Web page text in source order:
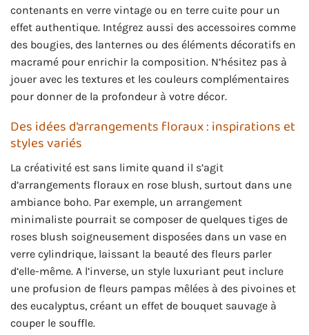
contenants en verre vintage ou en terre cuite pour un
effet authentique. Intégrez aussi des accessoires comme
des bougies, des lanternes ou des éléments décoratifs en
macramé pour enrichir la composition. N’hésitez pas à
jouer avec les textures et les couleurs complémentaires
pour donner de la profondeur à votre décor.
Des idées d’arrangements floraux : inspirations et
styles variés
La créativité est sans limite quand il s’agit
d’arrangements floraux en rose blush, surtout dans une
ambiance boho. Par exemple, un arrangement
minimaliste pourrait se composer de quelques tiges de
roses blush soigneusement disposées dans un vase en
verre cylindrique, laissant la beauté des fleurs parler
d’elle-même. A l’inverse, un style luxuriant peut inclure
une profusion de fleurs pampas mêlées à des pivoines et
des eucalyptus, créant un effet de bouquet sauvage à
couper le souffle.